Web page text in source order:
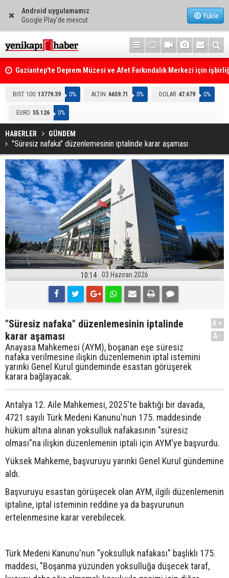
Android uygulamamız
Google Play'de mevcut
Yükle
Gaziantep'te Deprem Müzesi ve Afet Farkındalık Merkezi için
protokolü imzalandı
Resmi Gazete'de Bugün
BIST 100 13779.39 0% ALTIN 6659.71 0% DOLAR 47.679 0%
EURO 55.126 0%
HABERLER GÜNDEM
"Süresiz nafaka" düzenlemesinin iptalinde karar aşaması
10:14 03 Haziran 2026
"Süresiz nafaka" düzenlemesinin iptalinde
karar aşaması
Anayasa Mahkemesi (AYM), boşanan eşe süresiz
nafaka verilmesine ilişkin düzenlemenin iptal istemini
yarınki Genel Kurul gündeminde esastan görüşerek
karara bağlayacak.
A+
A-
Antalya 12. Aile Mahkemesi, 2025'te baktığı bir davada,
4721 sayılı Türk Medeni Kanunu'nun 175. maddesinde
hüküm altına alınan yoksulluk nafakasının "süresiz
olması"na ilişkin düzenlemenin iptali için AYM'ye başvurdu.
Yüksek Mahkeme, başvuruyu yarınki Genel Kurul gündemine
aldı.
Başvuruyu esastan görüşecek olan AYM, ilgili düzenlemenin
iptaline, iptal isteminin reddine ya da başvurunun
ertelenmesine karar verebilecek.
Türk Medeni Kanunu'nun "yoksulluk nafakası" başlıklı 175.
maddesi, "Boşanma yüzünden yoksulluğa düşecek taraf,